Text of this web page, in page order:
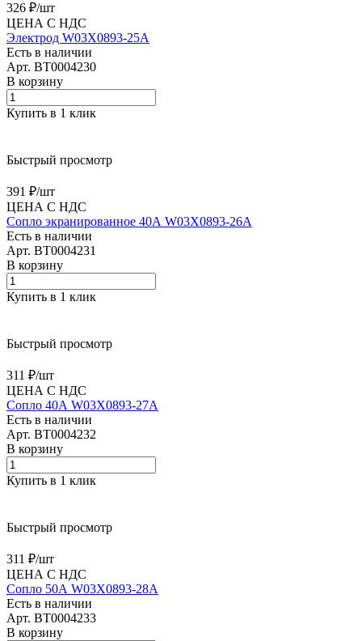
326 ₽/шт
ЦЕНА С НДС
Электрод W03X0893-25A
Есть в наличии
Арт. BT0004230
В корзину
Купить в 1 клик
Быстрый просмотр
391 ₽/шт
ЦЕНА С НДС
Сопло экранированное 40А W03X0893-26A
Есть в наличии
Арт. BT0004231
В корзину
Купить в 1 клик
Быстрый просмотр
311 ₽/шт
ЦЕНА С НДС
Сопло 40А W03X0893-27A
Есть в наличии
Арт. BT0004232
В корзину
Купить в 1 клик
Быстрый просмотр
311 ₽/шт
ЦЕНА С НДС
Сопло 50А W03X0893-28A
Есть в наличии
Арт. BT0004233
В корзину